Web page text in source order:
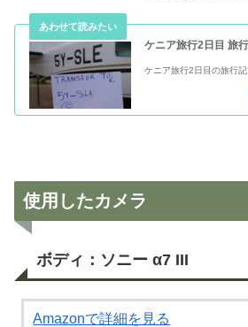
ケニア旅行2日目 旅
ケニア旅行2日目の旅行記
使用したカメラ
ボディ：ソニー α7 III
Amazonで詳細を見る